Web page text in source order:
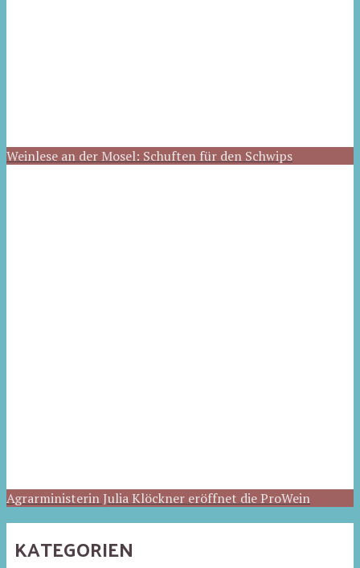
Weinlese an der Mosel: Schuften für den Schwips
Agrarministerin Julia Klöckner eröffnet die ProWein
KATEGORIEN